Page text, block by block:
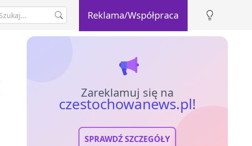
Reklama/Współpraca
Zareklamuj się na
czestochowanews.pl!
SPRAWDŹ SZCZEGÓŁY